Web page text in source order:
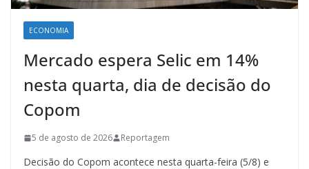
ECONOMIA
Mercado espera Selic em 14%
nesta quarta, dia de decisão do
Copom
5 de agosto de 2026 Reportagem
Decisão do Copom acontece nesta quarta-feira (5/8) e